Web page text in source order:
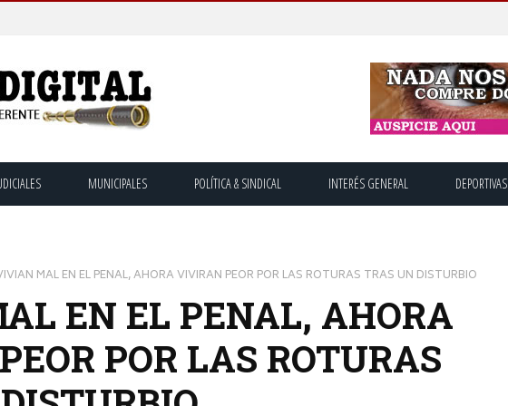
MUNICIPALES POLÍTICA & SINDICAL INTERÉS GENERAL DEPORTIVAS
MAL EN EL PENAL, AHORA VIVIRAN PEOR POR LAS ROTURAS TRAS UN DISTURBIO
EN EL PENAL, AHORA
POR LAS ROTURAS